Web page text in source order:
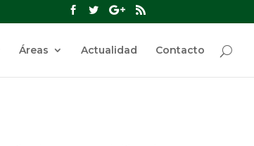
Áreas Actualidad Contacto